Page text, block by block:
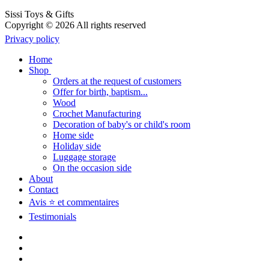
Sissi Toys & Gifts
Copyright © 2026 All rights reserved
Privacy policy
Home
Shop
Orders at the request of customers
Offer for birth, baptism...
Wood
Crochet Manufacturing
Decoration of baby's or child's room
Home side
Holiday side
Luggage storage
On the occasion side
About
Contact
Avis ⭐ et commentaires
Testimonials